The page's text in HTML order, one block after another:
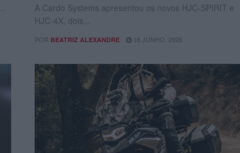
A Cardo Systems apresentou os novos HJC‑SPIRIT e
HJC‑4X, dois...
POR BEATRIZ ALEXANDRE 16 JUNHO, 2026